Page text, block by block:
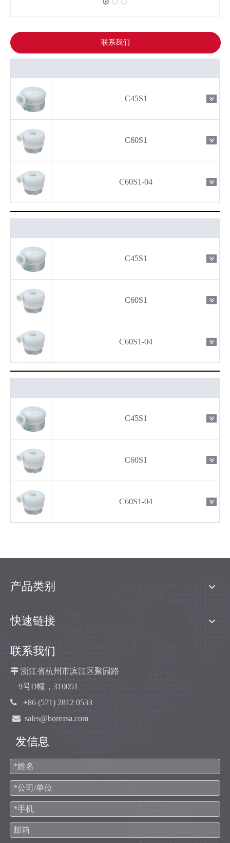
联系我们
C45S1
C60S1
C60S1-04
C45S1
C60S1
C60S1-04
C45S1
C60S1
C60S1-04
产品类别
快速链接
联系我们
 浙江省杭州市滨江区聚园路
9号D幢，310051
 +86 (571) 2812 0533
 sales@boreasa.com
发信息